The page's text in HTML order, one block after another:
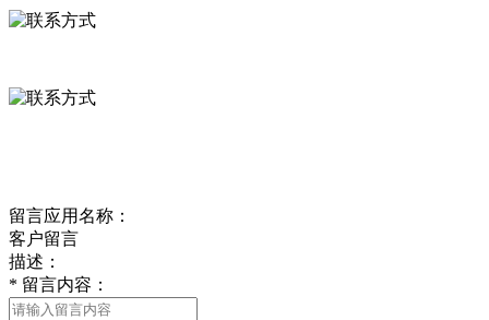
留言应用名称：
客户留言
描述：
* 留言内容：